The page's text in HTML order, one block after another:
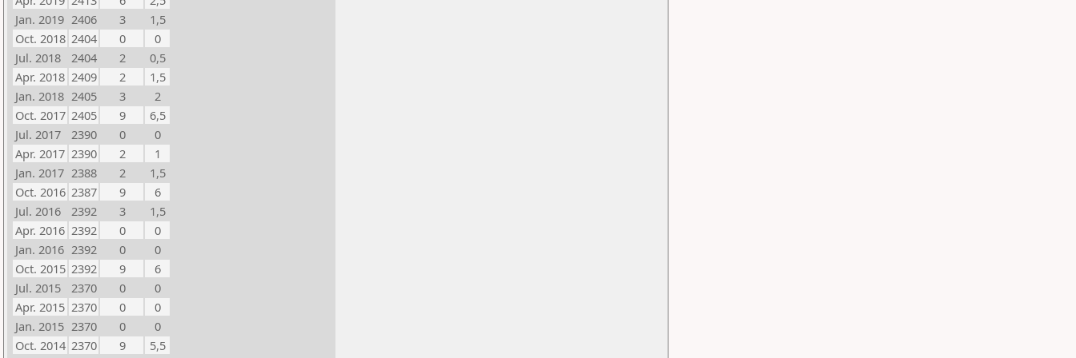
Jan. 2019 2406 3
1,5
Oct. 2018 2404 0
0
Jul. 2018
2404 2
0,5
Apr. 2018 2409 2
1,5
Jan. 2018 2405 3
2
Oct. 2017 2405 9
6,5
Jul. 2017
2390 0
0
Apr. 2017 2390 2
1
Jan. 2017 2388 2
1,5
Oct. 2016 2387 9
6
Jul. 2016
2392 3
1,5
Apr. 2016 2392 0
0
Jan. 2016 2392 0
0
Oct. 2015 2392 9
6
Jul. 2015
2370 0
0
Apr. 2015 2370 0
0
Jan. 2015 2370 0
0
Oct. 2014 2370 9
5,5